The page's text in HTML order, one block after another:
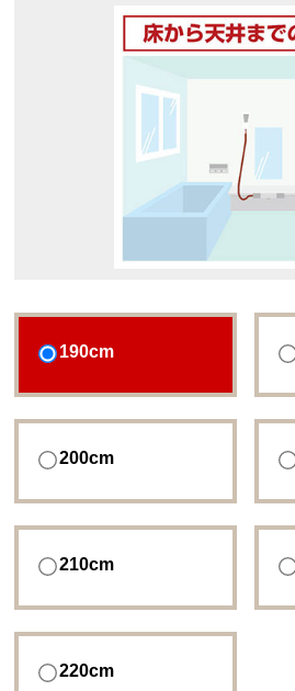
190cm
200cm
210cm
220cm